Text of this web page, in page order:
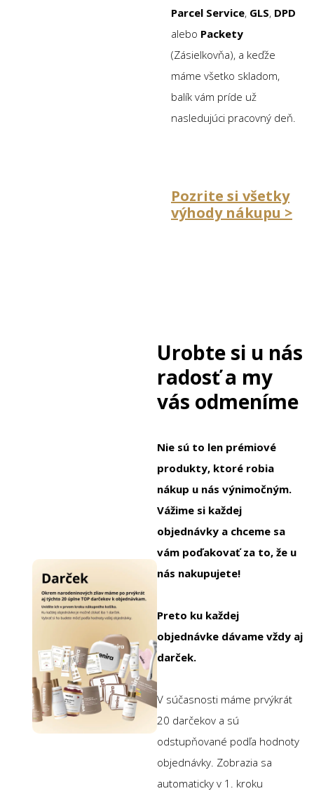
Parcel Service, GLS, DPD
alebo Packety
(Zásielkovňa), a keďže
máme všetko skladom,
balík vám príde už
nasledujúci pracovný deň.
Pozrite si všetky
výhody nákupu >
Urobte si u nás
radosť a my
vás odmeníme
Nie sú to len prémiové
produkty, ktoré robia
nákup u nás výnimočným.
Vážime si každej
objednávky a chceme sa
vám poďakovať za to, že u
nás nakupujete!
Preto ku každej
objednávke dávame vždy aj
darček.
V súčasnosti máme prvýkrát
20 darčekov a sú
odstupňované podľa hodnoty
objednávky. Zobrazia sa
automaticky v 1. kroku